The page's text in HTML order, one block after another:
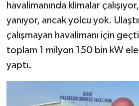
havalimanında klimalar
yanıyor, ancak yolcu yok.
çalışmayan havalimanı için
toplam 1 milyon 150 bin kW
yaptı.